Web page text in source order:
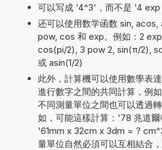
可以写成 '4^3'，而不是 '4 exp
还可以使用数学函数 sin, acos,
pow, cos 和 exp。例如：2
cos(pi/2), 3 pow 2, sin(π/2),
或 asin(1/2)
此外，計算機可以使用數學表
進行數字之間的共同計算，例
不同測量單位之間也可以透過
如，可能這樣計算：'78 兆道
'61mm x 32cm x 3dm = ?
量單位自然必須可以互相結合